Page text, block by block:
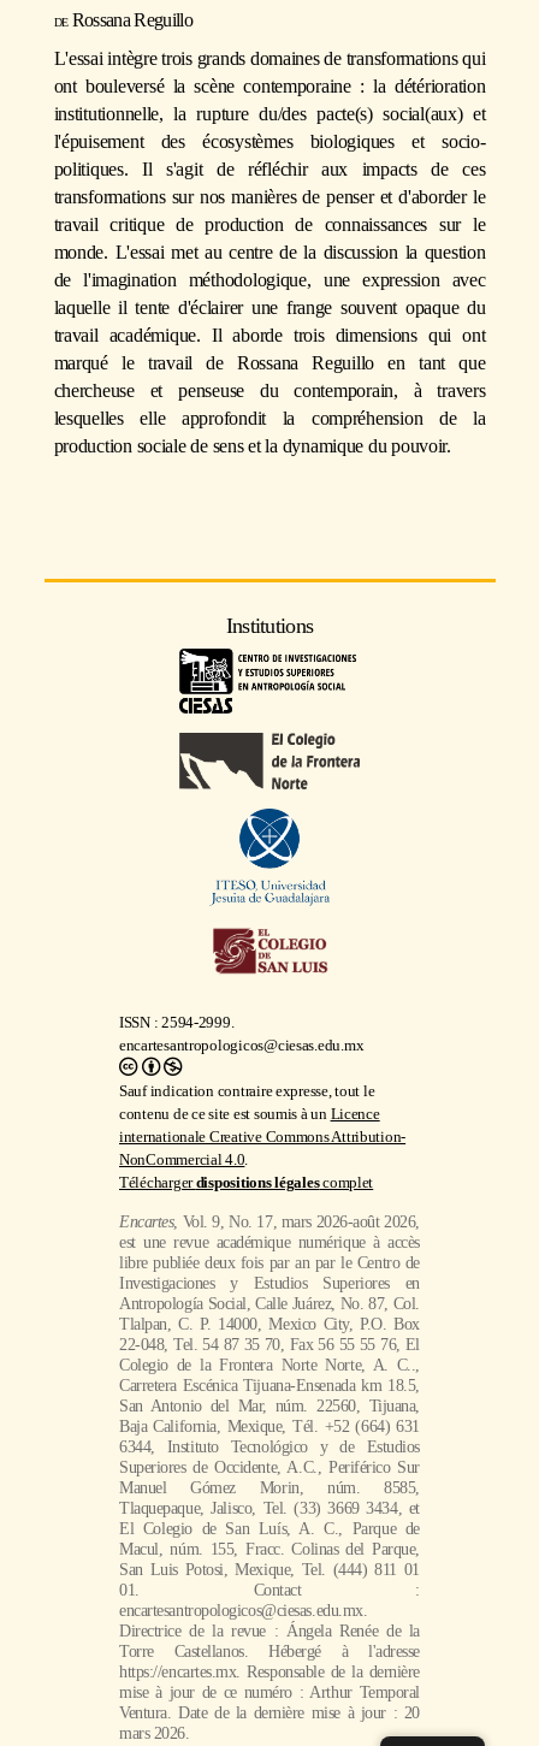
Rossana Reguillo
L'essai intègre trois grands domaines de transformations qui
ont bouleversé la scène contemporaine : la détérioration
institutionnelle, la rupture du/des pacte(s) social(aux) et
l'épuisement des écosystèmes biologiques et socio-
politiques. Il s'agit de réfléchir aux impacts de ces
transformations sur nos manières de penser et d'aborder le
travail critique de production de connaissances sur le
monde. L'essai met au centre de la discussion la question
de l'imagination méthodologique, une expression avec
laquelle il tente d'éclairer une frange souvent opaque du
travail académique. Il aborde trois dimensions qui ont
marqué le travail de Rossana Reguillo en tant que
chercheuse et penseuse du contemporain, à travers
lesquelles elle approfondit la compréhension de la
production sociale de sens et la dynamique du pouvoir.
Institutions
ISSN : 2594-2999.
encartesantropologicos@ciesas.edu.mx
Sauf indication contraire expresse, tout le
contenu de ce site est soumis à un Licence
internationale Creative Commons Attribution-
NonCommercial 4.0.
Téléchargerdispositions légalescomplet
Encartes, Vol. 9, No. 17, mars 2026-août 2026,
est une revue académique numérique à accès
libre publiée deux fois par an par le Centro de
Investigaciones y Estudios Superiores en
Antropología Social, Calle Juárez, No. 87, Col.
Tlalpan, C. P. 14000, Mexico City, P.O. Box
22-048, Tel. 54 87 35 70, Fax 56 55 55 76, El
Colegio de la Frontera Norte Norte, A. C..,
Carretera Escénica Tijuana-Ensenada km 18.5,
San Antonio del Mar, núm. 22560, Tijuana,
Baja California, Mexique, Tél. +52 (664) 631
6344, Instituto Tecnológico y de Estudios
Superiores de Occidente, A.C., Periférico Sur
Manuel Gómez Morin, núm. 8585,
Tlaquepaque, Jalisco, Tel. (33) 3669 3434, et
El Colegio de San Luís, A. C., Parque de
Macul, núm. 155, Fracc. Colinas del Parque,
San Luis Potosi, Mexique, Tel. (444) 811 01
01. Contact :
encartesantropologicos@ciesas.edu.mx.
Directrice de la revue : Ángela Renée de la
Torre Castellanos. Hébergé à l'adresse
https://encartes.mx. Responsable de la dernière
mise à jour de ce numéro : Arthur Temporal
Ventura. Date de la dernière mise à jour : 20
mars 2026.